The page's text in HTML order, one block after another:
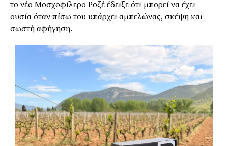
το νέο Μοσχοφίλερο Ροζέ έδειξε ότι μπορεί να έχει
ουσία όταν πίσω του υπάρχει αμπελώνας, σκέψη και
σωστή αφήγηση.